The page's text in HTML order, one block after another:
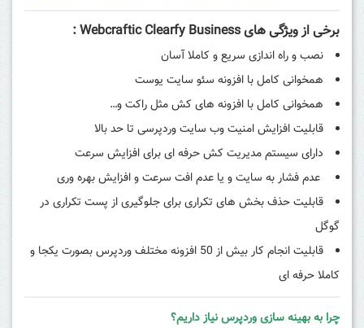
برخی از ویژگی های Webcraftic Clearfy Business :
نصب و راه اندازی سریع و کاملا آسان
همخوانی کامل با افزونه سئو سایت یوست
همخوانی کامل با افزونه های کش مثل راکت و…
قابلیت افزایش امنیت وب سایت وردپرسی تا حد بالا
دارای سیستم مدیریت کش حرفه ای برای افزایش سرعت
عدم فشار به سایت و یا عدم افت سرعت و افزایش بهره وری
قابلیت حذف بخش های تکراری برای جلوگیری از پست تکراری در
گوگل
قابلیت انجام کار بیش از 50 افزونه مختلف وردپرس بصورت یکجا و
کاملا حرفه ای
چرا به بهینه سازی وردپرس نیاز داریم؟